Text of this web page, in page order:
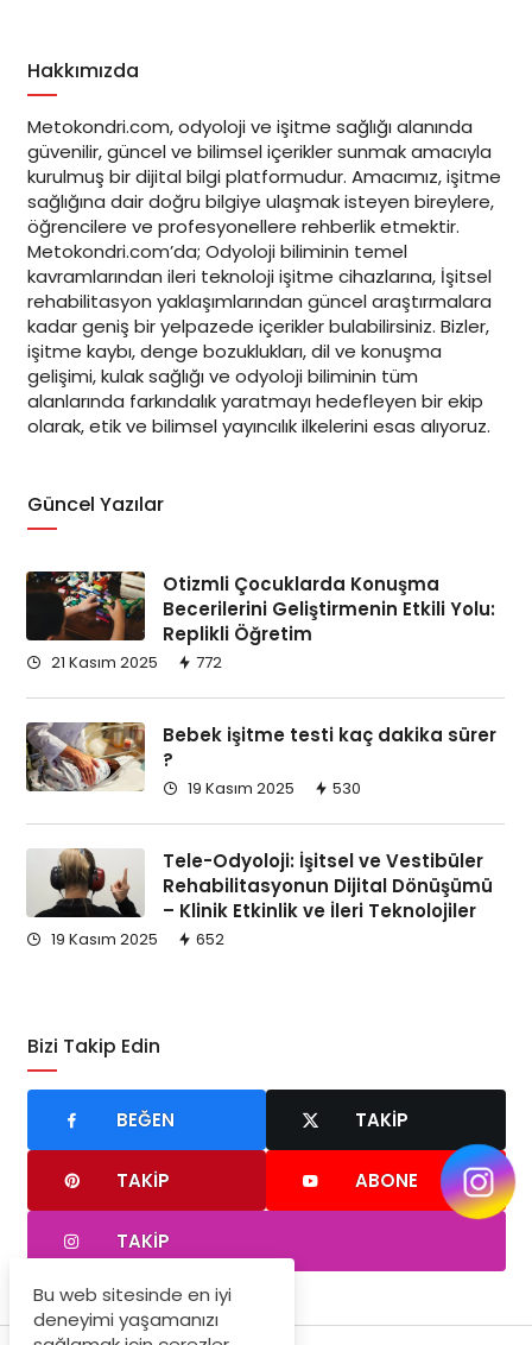
Hakkımızda
Metokondri.com, odyoloji ve işitme sağlığı alanında
güvenilir, güncel ve bilimsel içerikler sunmak amacıyla
kurulmuş bir dijital bilgi platformudur. Amacımız, işitme
sağlığına dair doğru bilgiye ulaşmak isteyen bireylere,
öğrencilere ve profesyonellere rehberlik etmektir.
Metokondri.com’da; Odyoloji biliminin temel
kavramlarından ileri teknoloji işitme cihazlarına, İşitsel
rehabilitasyon yaklaşımlarından güncel araştırmalara
kadar geniş bir yelpazede içerikler bulabilirsiniz. Bizler,
işitme kaybı, denge bozuklukları, dil ve konuşma
gelişimi, kulak sağlığı ve odyoloji biliminin tüm
alanlarında farkındalık yaratmayı hedefleyen bir ekip
olarak, etik ve bilimsel yayıncılık ilkelerini esas alıyoruz.
Güncel Yazılar
Otizmli Çocuklarda Konuşma
Becerilerini Geliştirmenin Etkili Yolu:
Replikli Öğretim
21 Kasım 2025 772
Bebek işitme testi kaç dakika sürer
?
19 Kasım 2025 530
Tele-Odyoloji: İşitsel ve Vestibüler
Rehabilitasyonun Dijital Dönüşümü
– Klinik Etkinlik ve İleri Teknolojiler
19 Kasım 2025 652
Bizi Takip Edin
BEĞEN TAKIP
TAKIP ABONE
TAKIP
Bu web sitesinde en iyi
deneyimi yaşamanızı